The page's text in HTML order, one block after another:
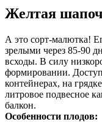
Желтая
А это сорт-малютка!
зрелыми через 85-90
всходы. В силу
формировании.
контейнерах, на
литровое подвесное
балкон.
Особенности плодов: